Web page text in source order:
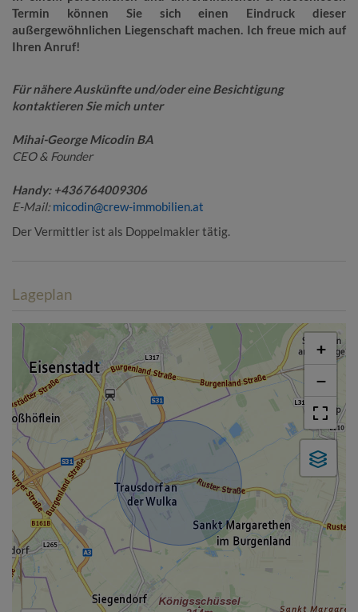
Termin können Sie sich einen Eindruck dieser
außergewöhnlichen Liegenschaft machen. Ich freue mich auf
Ihren Anruf!
Für nähere Auskünfte und/oder eine Besichtigung
kontaktieren Sie mich unter
Mihai-George Micodin BA
CEO & Founder
Handy: +436764009306
E-Mail:micodin@crew-immobilien.at
Der Vermittler ist als Doppelmakler tätig.
Lageplan
+
−